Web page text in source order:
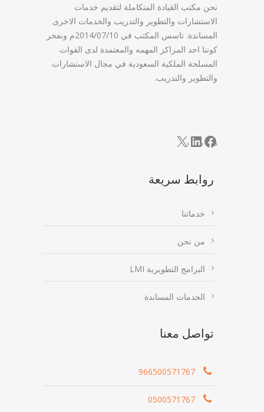
نحن مكتب القيادة المتكاملة لتقديم خدمات
الاستشارات والتطوير والتدريب والخدمات الاخرى
المساندة. تاسس المكتب في 2014/07/10م ونفخر
كوننا احد المراكز المهمه والمعتمدة لدى القوات
المسلحة الملكية السعودية في مجال الاستشارات
والتطوير والتدريب.
Facebook
LinkedIn
X
روابط سريعة
خدماتنا
من نحن
البرامج التطويرية LMI
الخدمات المساندة
تواصل معنا
966500571767
0500571767